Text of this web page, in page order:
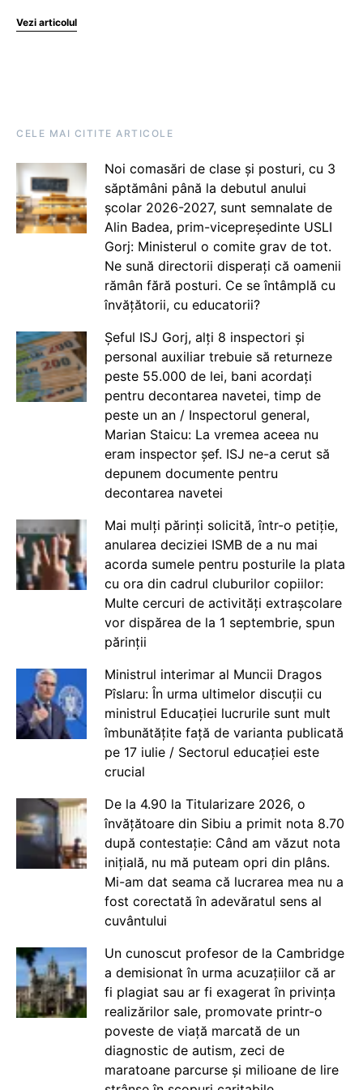
Vezi articolul
CELE MAI CITITE ARTICOLE
Noi comasări de clase și posturi, cu 3
săptămâni până la debutul anului
școlar 2026-2027, sunt semnalate de
Alin Badea, prim-vicepreședinte USLI
Gorj: Ministerul o comite grav de tot.
Ne sună directorii disperați că oamenii
rămân fără posturi. Ce se întâmplă cu
învățătorii, cu educatorii?
Șeful ISJ Gorj, alți 8 inspectori și
personal auxiliar trebuie să returneze
peste 55.000 de lei, bani acordați
pentru decontarea navetei, timp de
peste un an / Inspectorul general,
Marian Staicu: La vremea aceea nu
eram inspector șef. ISJ ne-a cerut să
depunem documente pentru
decontarea navetei
Mai mulți părinți solicită, într-o petiție,
anularea deciziei ISMB de a nu mai
acorda sumele pentru posturile la plata
cu ora din cadrul cluburilor copiilor:
Multe cercuri de activități extrașcolare
vor dispărea de la 1 septembrie, spun
părinții
Ministrul interimar al Muncii Dragos
Pîslaru: În urma ultimelor discuții cu
ministrul Educației lucrurile sunt mult
îmbunătățite față de varianta publicată
pe 17 iulie / Sectorul educației este
crucial
De la 4.90 la Titularizare 2026, o
învățătoare din Sibiu a primit nota 8.70
după contestație: Când am văzut nota
inițială, nu mă puteam opri din plâns.
Mi-am dat seama că lucrarea mea nu a
fost corectată în adevăratul sens al
cuvântului
Un cunoscut profesor de la Cambridge
a demisionat în urma acuzațiilor că ar
fi plagiat sau ar fi exagerat în privința
realizărilor sale, promovate printr-o
poveste de viață marcată de un
diagnostic de autism, zeci de
maratoane parcurse și milioane de lire